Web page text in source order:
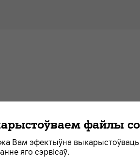
Пра кампанію Навіны
файлы
Вам эфектыўна выкарыстоўваць
яго сэрвісаў.